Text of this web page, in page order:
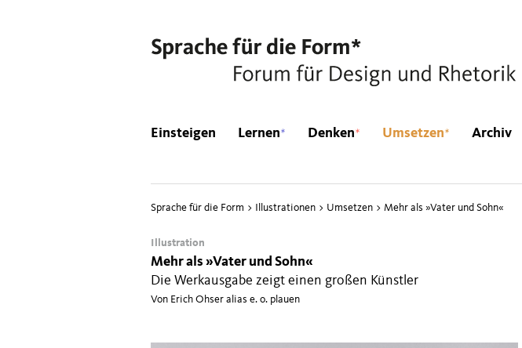
Einsteigen Lernen* Denken* Umsetzen* Archiv
Sprache für die Form > Illustrationen > Umsetzen > Mehr als »Vater und Sohn«
Illustration
Mehr als »Vater und Sohn«
Die Werkausgabe zeigt einen großen Künstler
Von Erich Ohser alias e. o. plauen